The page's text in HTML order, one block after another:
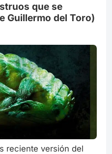
que se
Guillermo del Toro)
reciente versión del